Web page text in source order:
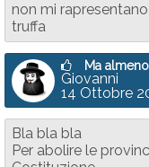
non mi
truffa
Ma
Giovanni
14 Ottobre
Bla bla bla
Per abolire le